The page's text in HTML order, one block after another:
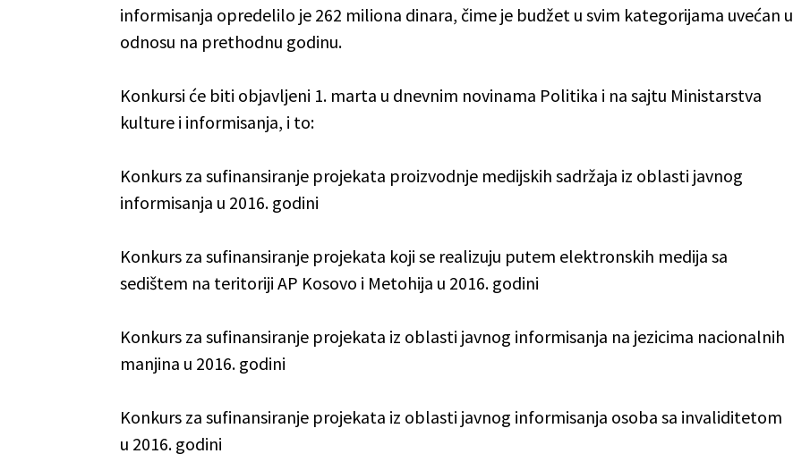
informisanja opredelilo je 262 miliona dinara, čime je budžet u svim kategorijama uvećan u
odnosu na prethodnu godinu.
Konkursi će biti objavljeni 1. marta u dnevnim novinama Politika i na sajtu Ministarstva
kulture i informisanja, i to:
Konkurs za sufinansiranje projekata proizvodnje medijskih sadržaja iz oblasti javnog
informisanja u 2016. godini
Konkurs za sufinansiranje projekata koji se realizuju putem elektronskih medija sa
sedištem na teritoriji AP Kosovo i Metohija u 2016. godini
Konkurs za sufinansiranje projekata iz oblasti javnog informisanja na jezicima nacionalnih
manjina u 2016. godini
Konkurs za sufinansiranje projekata iz oblasti javnog informisanja osoba sa invaliditetom
u 2016. godini